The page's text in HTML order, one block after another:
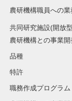
農研機構職員への
共同研究施設(開放
農研機構との事業開
品種
特許
職務作成プログラム